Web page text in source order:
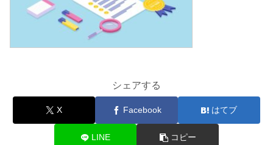
シェアする
X Facebook はてブ
LINE コピー